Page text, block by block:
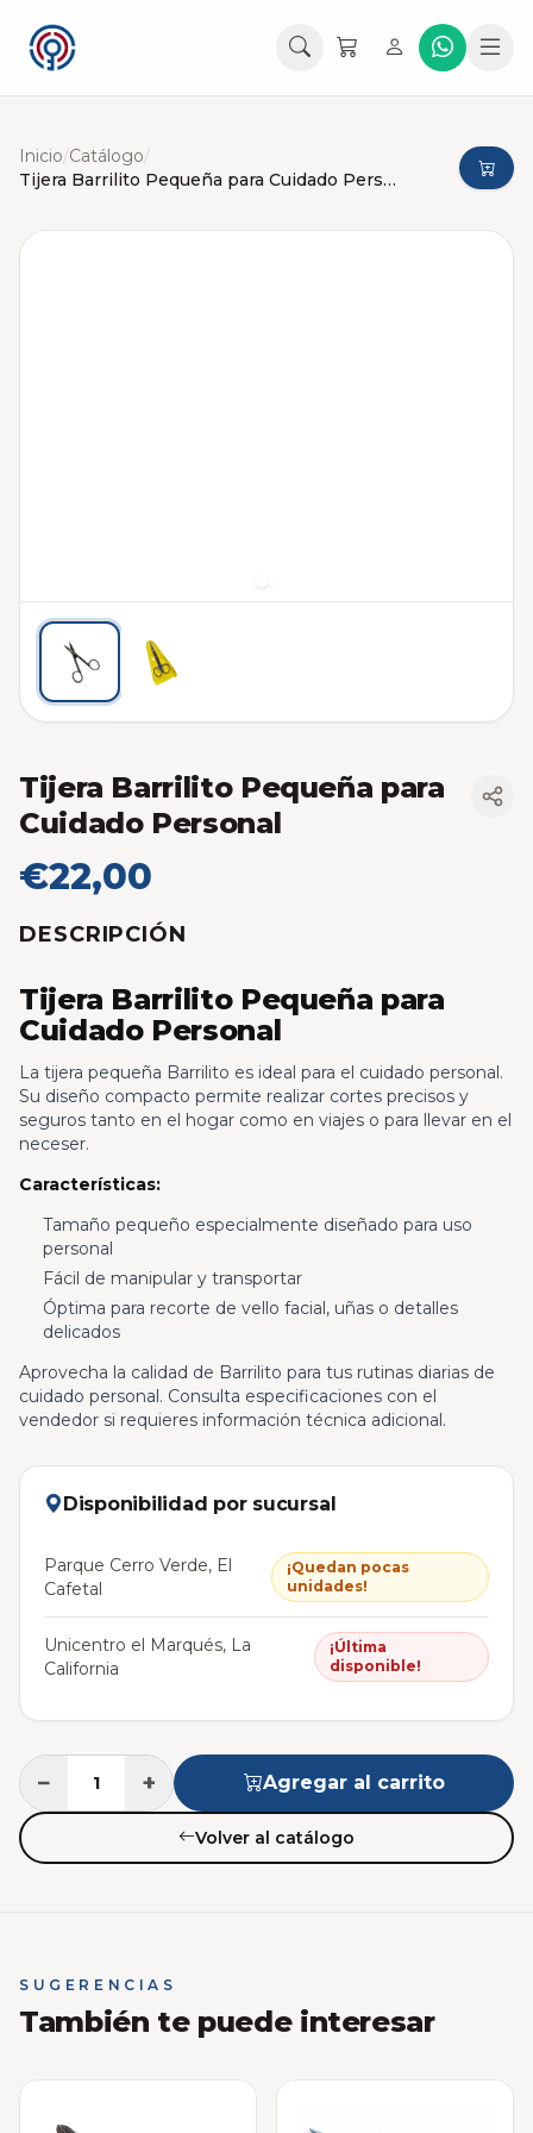
Inicio/Catálogo/
Tijera Barrilito Pequeña para Cuidado Personal
Tijera Barrilito Pequeña para
Cuidado Personal
€22,00
DESCRIPCIÓN
Tijera Barrilito Pequeña para
Cuidado Personal
La tijera pequeña Barrilito es ideal para el cuidado personal.
Su diseño compacto permite realizar cortes precisos y
seguros tanto en el hogar como en viajes o para llevar en el
neceser.
Características:
Tamaño pequeño especialmente diseñado para uso
personal
Fácil de manipular y transportar
Óptima para recorte de vello facial, uñas o detalles
delicados
Aprovecha la calidad de Barrilito para tus rutinas diarias de
cuidado personal. Consulta especificaciones con el
vendedor si requieres información técnica adicional.
Disponibilidad por sucursal
Parque Cerro Verde, El
Cafetal
¡Quedan pocas
unidades!
Unicentro el Marqués, La
California
¡Última
disponible!
− + Agregar al carrito
Volver al catálogo
SUGERENCIAS
También te puede interesar